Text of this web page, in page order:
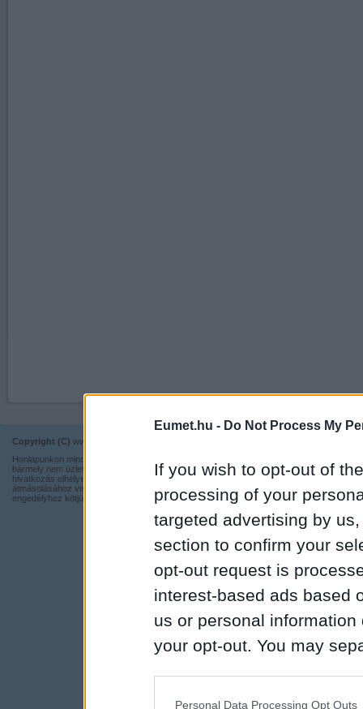
Eumet.hu - Do Not Process My
If you wish to opt-out of
processing of your
targeted advertising by
section to confirm your
opt-out request is
interest-based ads based
us or personal
your opt-out. You may
Personal Data Processing Opt Outs
Copyright (C) www.eumet.hu Minden jog fenntartva.
Honlapunkon minden információ szabadon és ingyen használható,
bármely nem üzleti tevékenységhez a forrás pontos megjelölésével,
hivatkozás elhelyezésével. Részeinek más honlapra történő
átmásolásához viszont nem járulunk hozzá, illetve írásos
engedélyhez kötjük.
Kapcsolat